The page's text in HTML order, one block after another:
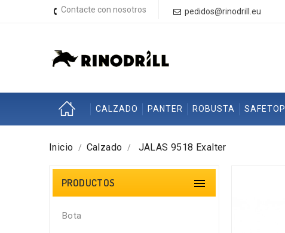
Contacte con nosotros pedidos@rinodrill.eu
CALZADO PANTER ROBUSTA SAFETOP
Inicio Calzado JALAS 9518 Exalter
PRODUCTOS 
Bota